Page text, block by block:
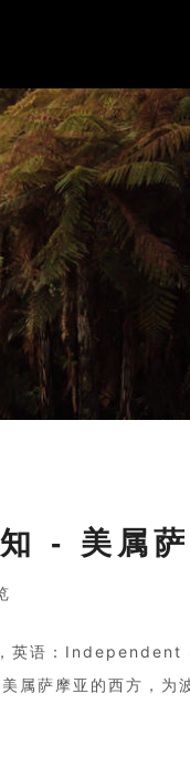
- 美属萨
英语：Independent
属萨摩亚的西方，为